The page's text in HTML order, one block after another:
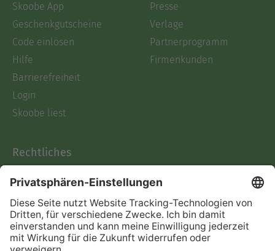
Skoobe App
Geschenkgutscheine
Code einlösen
Hilfe
Barrierefreiheit
Login
Skoobe liest
Presse
Verlage
Partnerprogramm
Firmenkunden
Rechtliches
AGB
Informationen nach Data
Act
Verträge hier kündigen